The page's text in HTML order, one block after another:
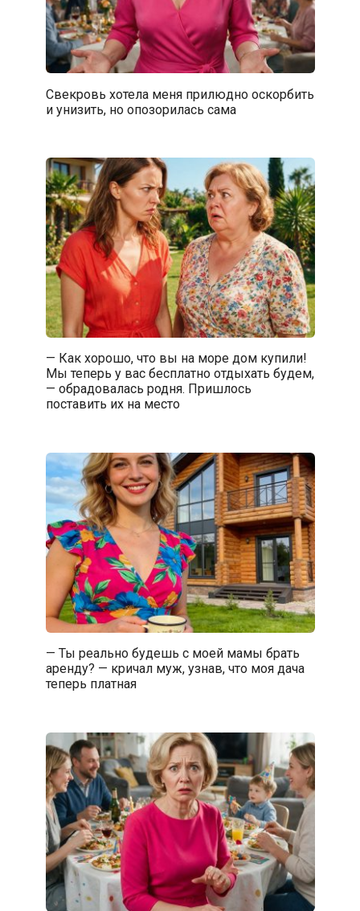
Свекровь хотела меня прилюдно оскорбить
и унизить, но опозорилась сама
— Как хорошо, что вы на море дом купили!
Мы теперь у вас бесплатно отдыхать будем,
— обрадовалась родня. Пришлось
поставить их на место
— Ты реально будешь с моей мамы брать
аренду? — кричал муж, узнав, что моя дача
теперь платная